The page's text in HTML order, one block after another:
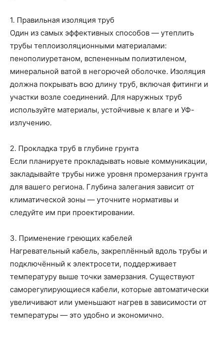
1. Правильная изоляция труб
Один из самых эффективных способов — утеплить
трубы теплоизоляционными материалами:
пенополиуретаном, вспененным полиэтиленом,
минеральной ватой в негорючей оболочке. Изоляция
должна покрывать всю длину труб, включая фитинги и
участки возле соединений. Для наружных труб
используйте материалы, устойчивые к влаге и УФ-
излучению.
2. Прокладка труб в глубине грунта
Если планируете прокладывать новые коммуникации,
закладывайте трубы ниже уровня промерзания грунта
для вашего региона. Глубина залегания зависит от
климатической зоны — уточните нормативы и
следуйте им при проектировании.
3. Применение греющих кабелей
Нагревательный кабель, закреплённый вдоль трубы и
подключённый к электросети, поддерживает
температуру выше точки замерзания. Существуют
саморегулирующиеся кабели, которые автоматически
увеличивают или уменьшают нагрев в зависимости от
температуры — это удобно и экономично.